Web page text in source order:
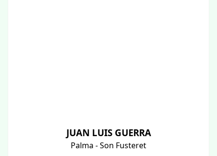
JUAN LUIS GUERRA
Palma - Son Fusteret